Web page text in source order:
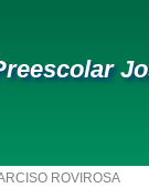
ROVIROSA